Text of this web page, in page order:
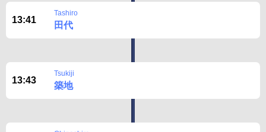
13:41
Tashiro
田代
13:43
Tsukiji
築地